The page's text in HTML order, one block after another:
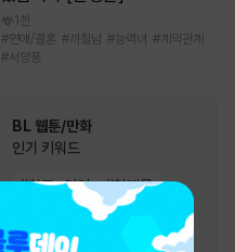
1천
#연애/결혼 #까칠남 #능력녀 #계약관계
#서양풍
BL 웹툰/만화
인기 키워드
#친구>연인 #현대물
다정공
#미남공